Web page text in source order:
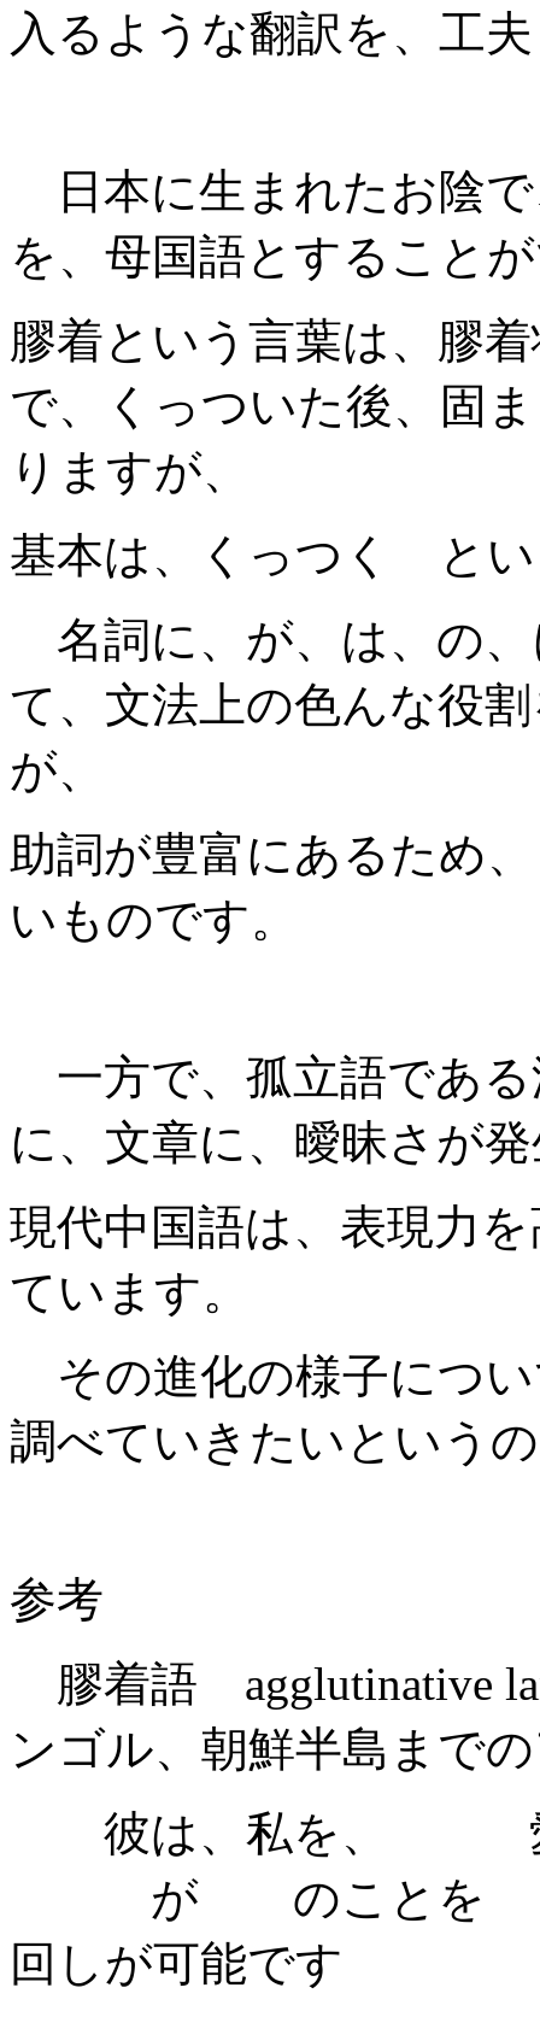
入るような翻訳を、工
日本に生まれたお陰
を、母国語とすること
膠着という言葉は、膠
で、くっついた後、固
りますが、
基本は、くっつく とい
名詞に、が、は、の
て、文法上の色んな役
が、
助詞が豊富にあるため
いものです。
一方で、孤立語であ
に、文章に、曖昧さが
現代中国語は、表現力
ています。
その進化の様子につ
調べていきたいという
参考
膠着語 agglutinative
ンゴル、朝鮮半島まで
彼は、私を、 愛
が のことを
回しが可能です